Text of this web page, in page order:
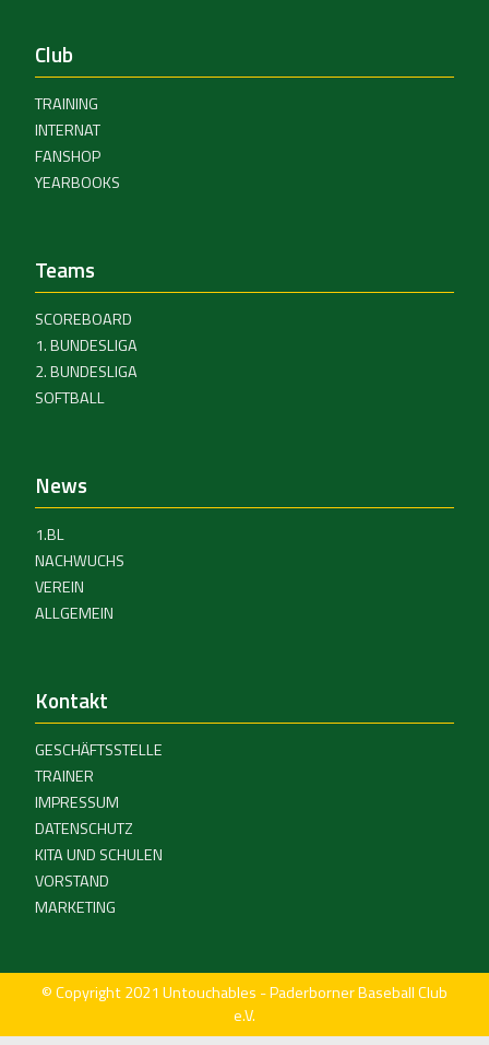
Club
TRAINING
INTERNAT
FANSHOP
YEARBOOKS
Teams
SCOREBOARD
1. BUNDESLIGA
2. BUNDESLIGA
SOFTBALL
News
1.BL
NACHWUCHS
VEREIN
ALLGEMEIN
Kontakt
GESCHÄFTSSTELLE
TRAINER
IMPRESSUM
DATENSCHUTZ
KITA UND SCHULEN
VORSTAND
MARKETING
© Copyright 2021 Untouchables - Paderborner Baseball Club
e.V.